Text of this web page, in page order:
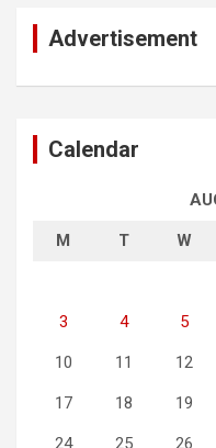
Advertisement
Calendar
M T W
3 4 5
10 11 12
17 18 19
24 25 26